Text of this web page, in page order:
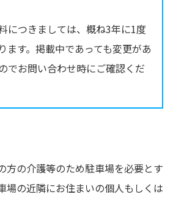
につきましては、概ね3年に1度
ます。掲載中であっても変更があ
でお問い合わせ時にご確認くだ
方の介護等のため駐車場を必要とす
場の近隣にお住まいの個人もしくは